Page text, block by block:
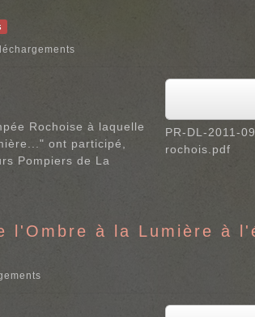
PR-DL-2011-
rochois.pdf
Rochoise à laquelle
ont participé,
Pompiers de La
l'Ombre à la Lumière à